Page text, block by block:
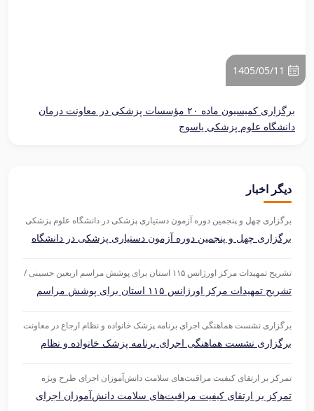
دیگر اخبار
برگزاری چهل و پنجمین دوره آزمون دستیاری پزشکی در دانشگاه علوم پزشکی
یاسوج
برگزاری چهل و پنجمین دوره آزمون دستیاری پزشکی در دانشگاه
تشریح تمهیدات مرکز اورژانس ۱۱۵ استان برای پوشش مراسم اربعین حسینی /
استقرار دومین بالگرد اورژانس هوایی استان در گچسارانتشریح تمهیدات مرکز اورژانس ۱۱۵ استان برای پوشش مراسم
گچساران
برگزاری نشست هماهنگی اجرای برنامه پزشک خانواده و نظام ارجاع در معاونت
درمان دانشگاه علوم پزشکی یاسوج
برگزاری نشست هماهنگی اجرای برنامه پزشک خانواده و نظام
تمرکز بر ارتقای کیفیت مراقبت‌های سلامت دانش‌آموزان اجرای طرح ویژه
دوماهه در استان
تمرکز بر ارتقای کیفیت مراقبت‌های سلامت دانش‌آموزان اجرای
1405/05/11
برگزاری کمیسیون ماده ۲۰ مؤسسات پزشکی در معاونت درمان
دانشگاه علوم پزشکی یاسوج